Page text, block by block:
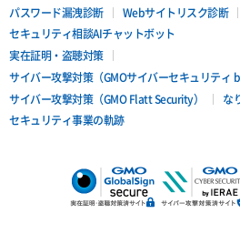
パスワード漏洩診断
Webサイトリスク診断
セキュリティ相談AIチャットボット
実在証明・盗聴対策
サイバー攻撃対策（GMOサイバーセキュリティ
サイバー攻撃対策（GMO Flatt Security）
な
セキュリティ事業の軌跡